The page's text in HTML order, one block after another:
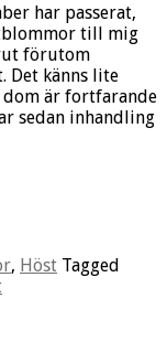
har passerat,
till mig
förutom
Det känns lite
är fortfarande
sedan inhandling
, Höst Tagged